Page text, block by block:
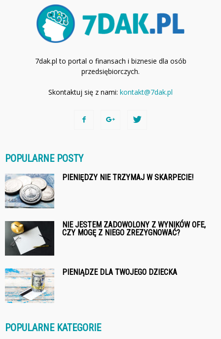
7dak.pl to portal o finansach i biznesie dla osób
przedsiębiorczych.
Skontaktuj się z nami: kontakt@7dak.pl
POPULARNE POSTY
PIENIĘDZY NIE TRZYMAJ W SKARPECIE!
NIE JESTEM ZADOWOLONY Z WYNIKÓW OFE,
CZY MOGĘ Z NIEGO ZREZYGNOWAĆ?
PIENIĄDZE DLA TWOJEGO DZIECKA
POPULARNE KATEGORIE